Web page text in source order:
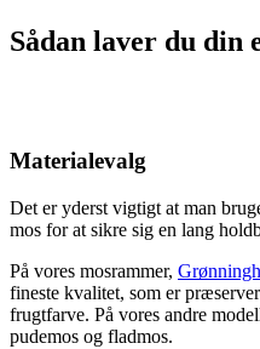
Sådan laver du din
Materialevalg
Det er yderst vigtigt at man
mos for at sikre sig en lang
På vores mosrammer,
fineste kvalitet, som er
frugtfarve. På vores andre
pudemos og fladmos.